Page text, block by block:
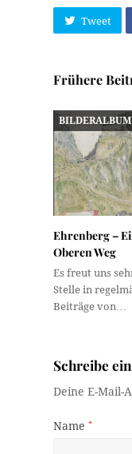
Tweet
Frühere
BILDERALBUM
Ehrenberg –
Oberen Weg
Es freut uns
Stelle in
Beiträge von…
Schreibe
Deine E-Mail-
Name*